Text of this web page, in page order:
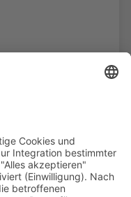
Medien, Bildung
überall